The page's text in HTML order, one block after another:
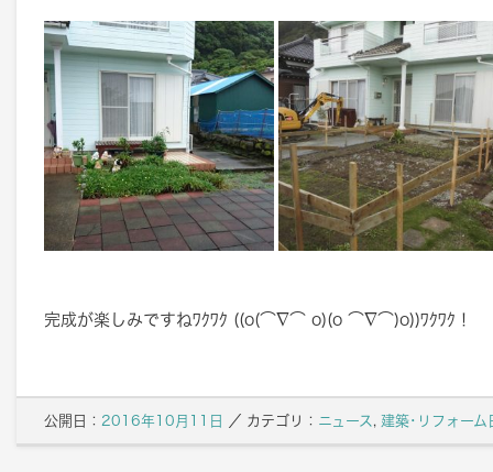
完成が楽しみですねﾜｸﾜｸ ((o(⌒∇⌒ o)(o ⌒∇⌒)o))ﾜｸﾜｸ！
公開日： 2016年10月11日 ／ カテゴリ： ニュース , 建築･リフォーム